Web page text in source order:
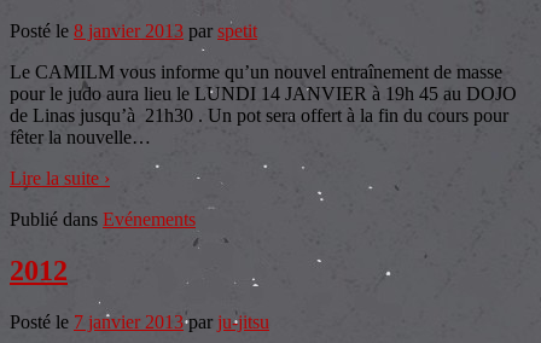
Posté le 8 janvier 2013 par spetit
Le CAMILM vous informe qu’un nouvel entraînement de masse
pour le judo aura lieu le LUNDI 14 JANVIER à 19h 45 au DOJO
de Linas jusqu’à 21h30 . Un pot sera offert à la fin du cours pour
fêter la nouvelle…
Lire la suite ›
Publié dans Evénements
2012
Posté le 7 janvier 2013par ju-jitsu